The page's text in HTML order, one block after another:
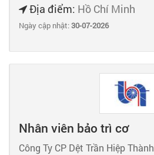
Địa điểm: Hồ Chí Minh
Ngày cập nhật:30-07-2026
Nhân viên bảo trì cơ
Công Ty CP Dệt Trần Hiệp Thành